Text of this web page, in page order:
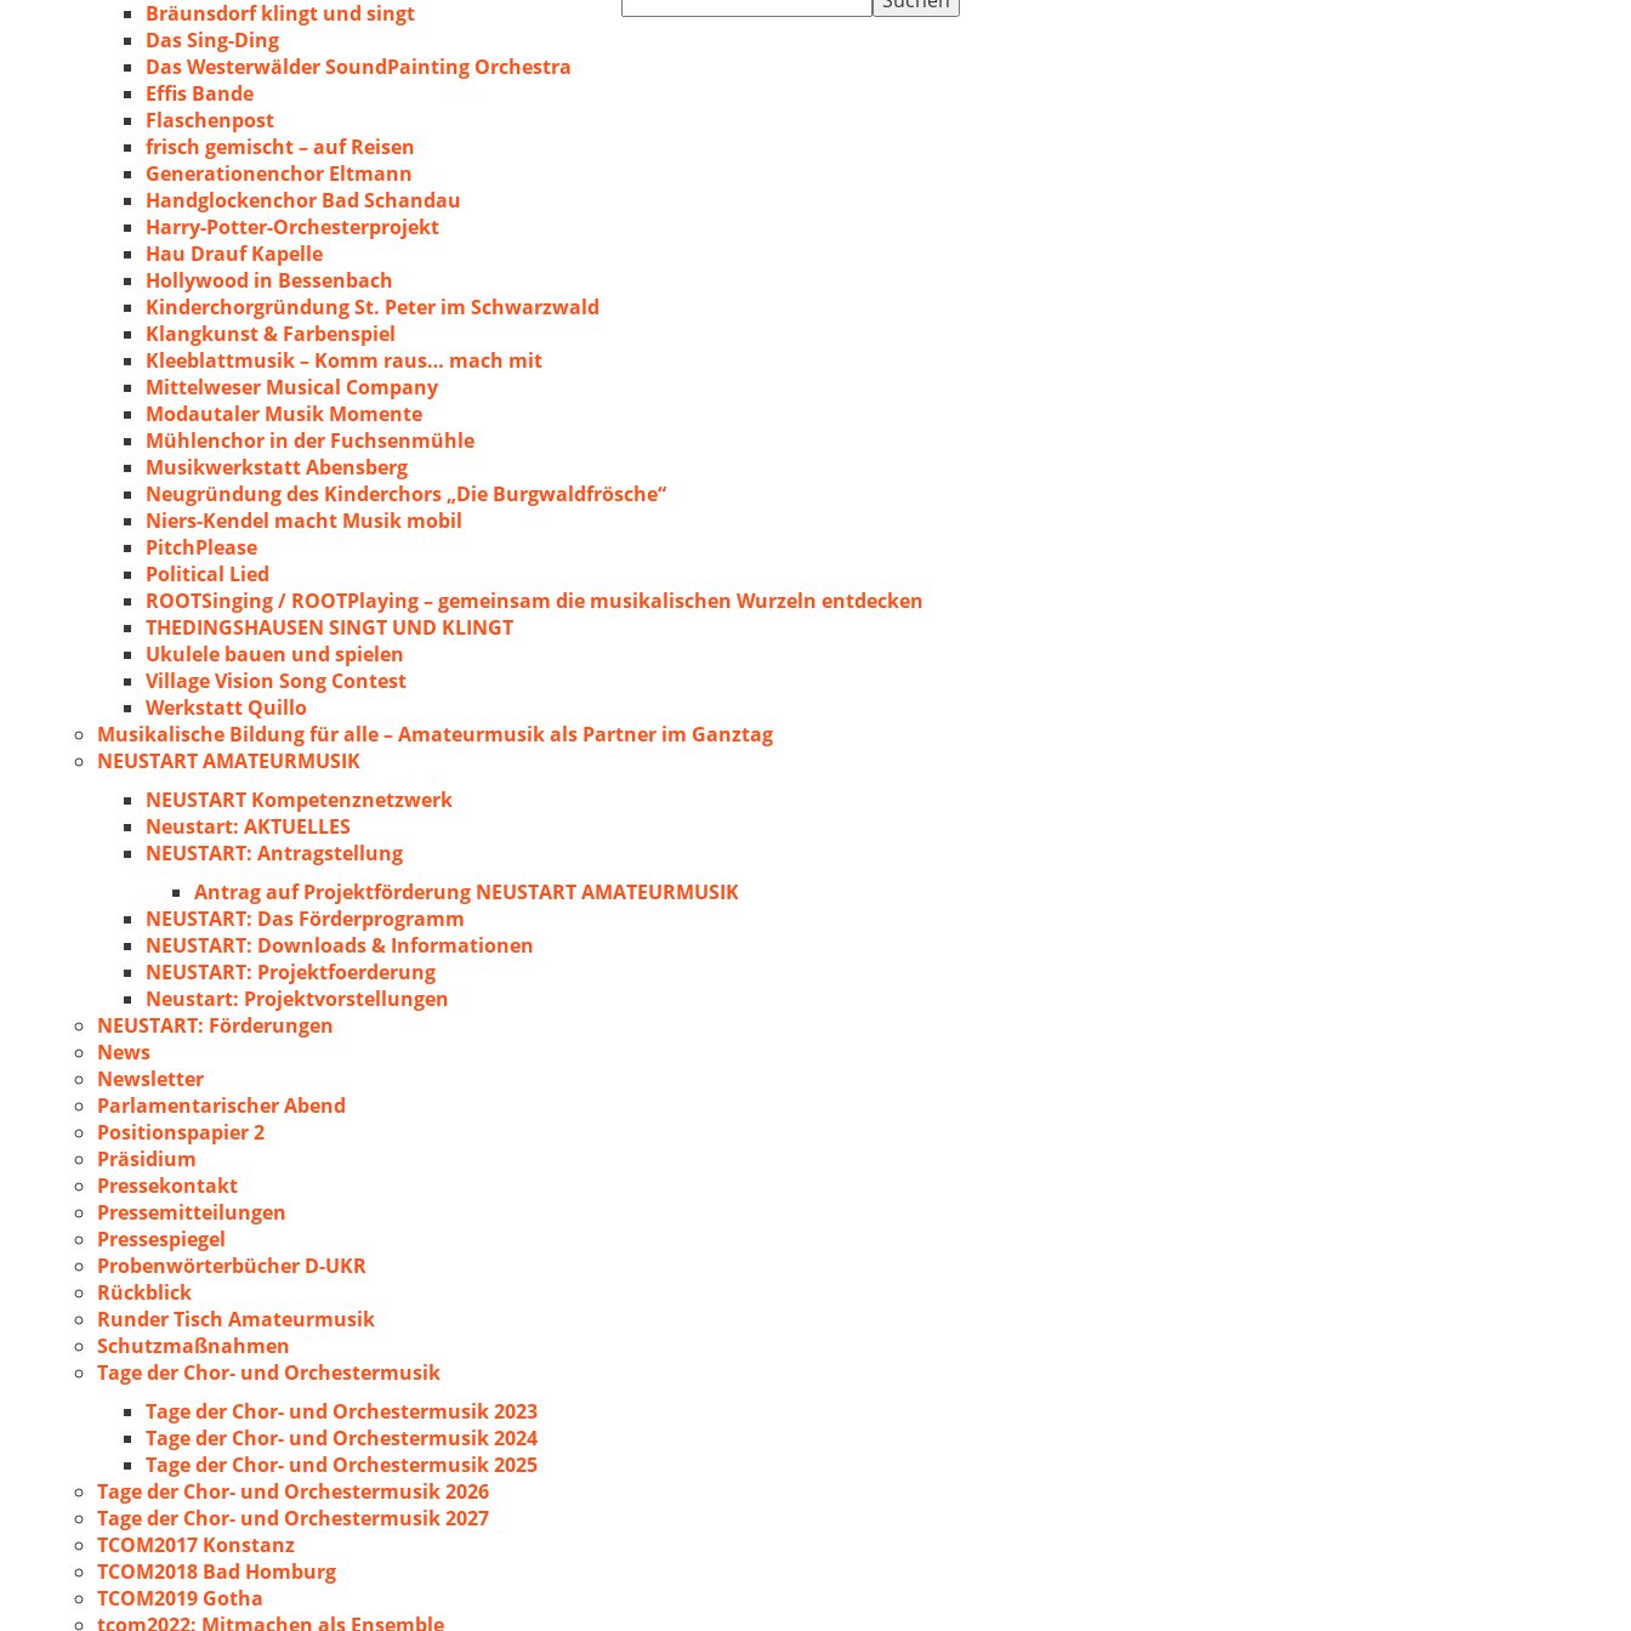
nach:
Bräunsdorf klingt und singt
Das Sing-Ding
Das Westerwälder SoundPainting Orchestra
Effis Bande
Flaschenpost
frisch gemischt – auf Reisen
Generationenchor Eltmann
Handglockenchor Bad Schandau
Harry-Potter-Orchesterprojekt
Hau Drauf Kapelle
Hollywood in Bessenbach
Kinderchorgründung St. Peter im Schwarzwald
Klangkunst & Farbenspiel
Kleeblattmusik – Komm raus… mach mit
Mittelweser Musical Company
Modautaler Musik Momente
Mühlenchor in der Fuchsenmühle
Musikwerkstatt Abensberg
Neugründung des Kinderchors „Die Burgwaldfrösche“
Niers-Kendel macht Musik mobil
PitchPlease
Political Lied
ROOTSinging / ROOTPlaying – gemeinsam die musikalischen Wurzeln entdecken
THEDINGSHAUSEN SINGT UND KLINGT
Ukulele bauen und spielen
Village Vision Song Contest
Werkstatt Quillo
Musikalische Bildung für alle – Amateurmusik als Partner im Ganztag
NEUSTART AMATEURMUSIK
NEUSTART Kompetenznetzwerk
Neustart: AKTUELLES
NEUSTART: Antragstellung
Antrag auf Projektförderung NEUSTART AMATEURMUSIK
NEUSTART: Das Förderprogramm
NEUSTART: Downloads & Informationen
NEUSTART: Projektfoerderung
Neustart: Projektvorstellungen
NEUSTART: Förderungen
News
Newsletter
Parlamentarischer Abend
Positionspapier 2
Präsidium
Pressekontakt
Pressemitteilungen
Pressespiegel
Probenwörterbücher D-UKR
Rückblick
Runder Tisch Amateurmusik
Schutzmaßnahmen
Tage der Chor- und Orchestermusik
Tage der Chor- und Orchestermusik 2023
Tage der Chor- und Orchestermusik 2024
Tage der Chor- und Orchestermusik 2025
Tage der Chor- und Orchestermusik 2026
Tage der Chor- und Orchestermusik 2027
TCOM2017 Konstanz
TCOM2018 Bad Homburg
TCOM2019 Gotha
tcom2022: Mitmachen als Ensemble